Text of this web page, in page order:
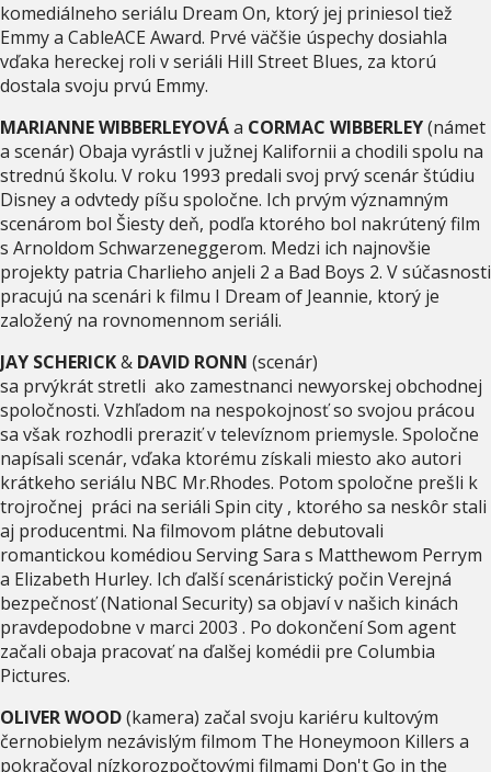
komediálneho seriálu Dream On, ktorý jej priniesol tiež
Emmy a CableACE Award. Prvé väčšie úspechy dosiahla
vďaka hereckej roli v seriáli Hill Street Blues, za ktorú
dostala svoju prvú Emmy.
MARIANNE WIBBERLEYOVÁa CORMAC WIBBERLEY(námet
a scenár) Obaja vyrástli v južnej Kalifornii a chodili spolu na
strednú školu. V roku 1993 predali svoj prvý scenár štúdiu
Disney a odvtedy píšu spoločne. Ich prvým významným
scenárom bol Šiesty deň, podľa ktorého bol nakrútený film
s Arnoldom Schwarzeneggerom. Medzi ich najnovšie
projekty patria Charlieho anjeli 2 a Bad Boys 2. V súčasnosti
pracujú na scenári k filmu I Dream of Jeannie, ktorý je
založený na rovnomennom seriáli.
JAY SCHERICK& DAVID RONN (scenár)
sa prvýkrát stretli ako zamestnanci newyorskej obchodnej
spoločnosti. Vzhľadom na nespokojnosť so svojou prácou
sa však rozhodli preraziť v televíznom priemysle. Spoločne
napísali scenár, vďaka ktorému získali miesto ako autori
krátkeho seriálu NBC Mr.Rhodes. Potom spoločne prešli k
trojročnej práci na seriáli Spin city , ktorého sa neskôr stali
aj producentmi. Na filmovom plátne debutovali
romantickou komédiou Serving Sara s Matthewom Perrym
a Elizabeth Hurley. Ich ďalší scenáristický počin Verejná
bezpečnosť (National Security) sa objaví v našich kinách
pravdepodobne v marci 2003 . Po dokončení Som agent
začali obaja pracovať na ďalšej komédii pre Columbia
Pictures.
OLIVER WOOD(kamera) začal svoju kariéru kultovým
černobielym nezávislým filmom The Honeymoon Killers a
pokračoval nízkorozpočtovými filmami Don't Go in the